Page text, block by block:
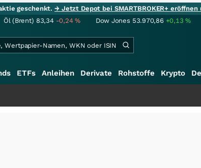
geschenkt.→ Jetzt Depot bei SMARTBROKER+
Öl (Brent) 83,34 -0,24% Dow Jones 53.970,86 +0,13%
ETFs Anleihen Derivate Rohstoffe Krypto